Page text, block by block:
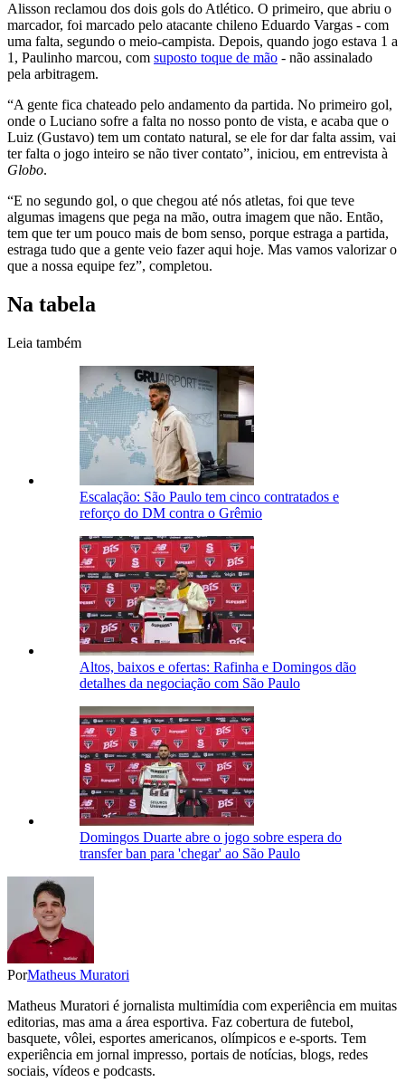
Alisson reclamou dos dois gols do Atlético. O primeiro, que abriu o
marcador, foi marcado pelo atacante chileno Eduardo Vargas - com
uma falta, segundo o meio-campista. Depois, quando jogo estava 1 a
1, Paulinho marcou, com suposto toque de mão - não assinalado
pela arbitragem.
“A gente fica chateado pelo andamento da partida. No primeiro gol,
onde o Luciano sofre a falta no nosso ponto de vista, e acaba que o
Luiz (Gustavo) tem um contato natural, se ele for dar falta assim, vai
ter falta o jogo inteiro se não tiver contato”, iniciou, em entrevista à
Globo.
“E no segundo gol, o que chegou até nós atletas, foi que teve
algumas imagens que pega na mão, outra imagem que não. Então,
tem que ter um pouco mais de bom senso, porque estraga a partida,
estraga tudo que a gente veio fazer aqui hoje. Mas vamos valorizar o
que a nossa equipe fez”, completou.
Na tabela
Leia também
Escalação: São Paulo tem cinco contratados e
reforço do DM contra o Grêmio
Altos, baixos e ofertas: Rafinha e Domingos dão
detalhes da negociação com São Paulo
Domingos Duarte abre o jogo sobre espera do
transfer ban para 'chegar' ao São Paulo
PorMatheus Muratori
Matheus Muratori é jornalista multimídia com experiência em muitas
editorias, mas ama a área esportiva. Faz cobertura de futebol,
basquete, vôlei, esportes americanos, olímpicos e e-sports. Tem
experiência em jornal impresso, portais de notícias, blogs, redes
sociais, vídeos e podcasts.